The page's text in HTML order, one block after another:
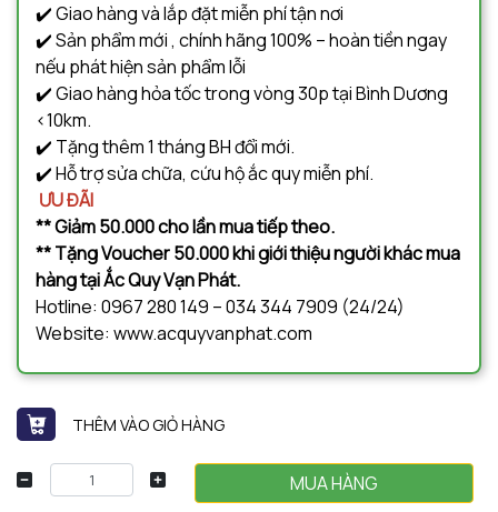
✔️ Giao hàng và lắp đặt miễn phí tận nơi
✔️ Sản phẩm mới , chính hãng 100% – hoàn tiền ngay
nếu phát hiện sản phẩm lỗi
✔️ Giao hàng hỏa tốc trong vòng 30p tại Bình Dương
<10km.
✔️ Tặng thêm 1 tháng BH đổi mới.
✔️ Hỗ trợ sửa chữa, cứu hộ ắc quy miễn phí.
ƯU ĐÃI
** Giảm 50.000 cho lần mua tiếp theo.
** Tặng Voucher 50.000 khi giới thiệu người khác mua
hàng tại Ắc Quy Vạn Phát.
Hotline: 0967 280 149 – 034 344 7909 (24/24)
Website: www.acquyvanphat.com
THÊM VÀO GIỎ HÀNG
MUA HÀNG